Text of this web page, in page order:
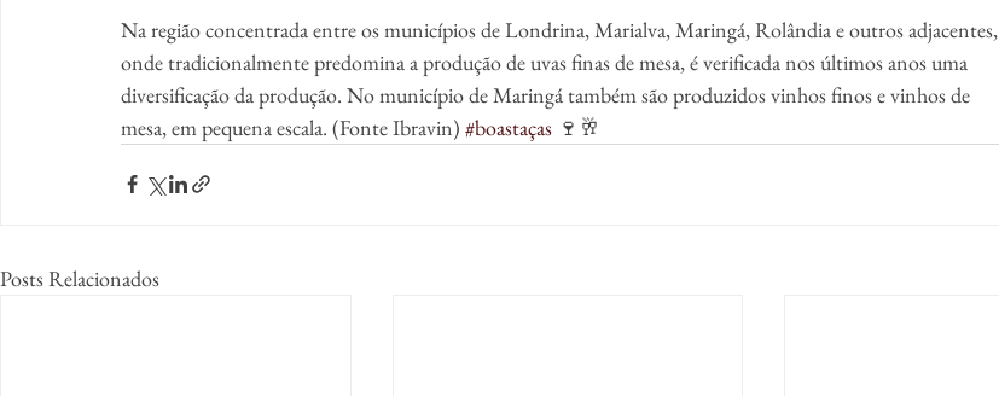
Na região concentrada entre os municípios de Londrina, Marialva, Maringá, Rolândia e outros adjacentes,
onde tradicionalmente predomina a produção de uvas finas de mesa, é verificada nos últimos anos uma
diversificação da produção. No município de Maringá também são produzidos vinhos finos e vinhos de
mesa, em pequena escala. (Fonte Ibravin) #boastaças 🍷🥂
Posts Relacionados